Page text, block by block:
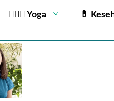
🧘🏻‍♂️ Yoga 💊